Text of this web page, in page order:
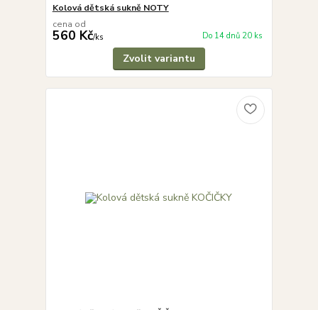
Kolová dětská sukně NOTY
cena od
560 Kč/ks Do 14 dnů 20 ks
Zvolit variantu